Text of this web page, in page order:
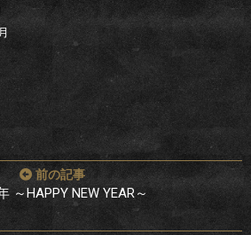
～HAPPY NEW YEAR～